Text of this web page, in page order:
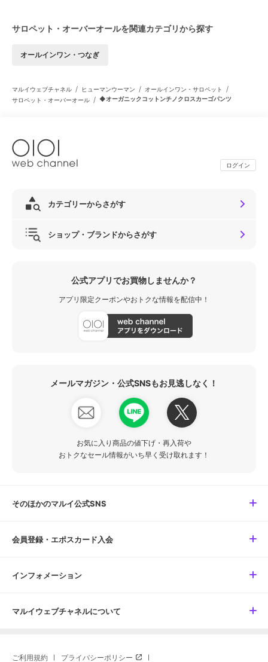
サロペット・オーバーオールを関連カテゴリから探す
オールインワン・つなぎ
マルイウェブチャネル / ヒューマンウーマン / オールインワン・サロペット /
サロペット・オーバーオール / ◆オーガニックコットンチノクロスカーゴパンツ
ログイン
カテゴリーからさがす
ショップ・ブランドからさがす
公式アプリでお買物しませんか？
アプリ限定クーポンやおトクな情報を配信中！
メールマガジン・公式SNSもお見逃しなく！
お気に入り商品の値下げ・再入荷や
おトクなセール情報がいち早く受け取れます！
そのほかのマルイ公式SNS
会員登録・エポスカード入会
インフォメーション
マルイウェブチャネルについて
ご利用規約 プライバシーポリシー